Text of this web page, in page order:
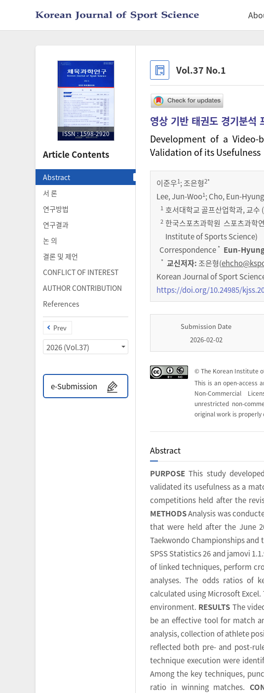
ISSN : 1598-2920
Article Contents
Abstract
서 론
연구방법
연구결과
논 의
결론 및 제언
CONFLICT OF INTEREST
AUTHOR CONTRIBUTION
References
Prev
2026 (Vol.37)
e-Submission
Vol.37 No.1
영상 기반 태권도 경기분석
Development of a Video-
Validation of its Usefulness
이준우1;조은형2*
Lee, Jun-Woo1; Cho, Eun-Hyung
1 호서대학교 골프산업학과, 교
2 한국스포츠과학원 스포츠과
Institute of Sports Science)
Correspondence * Eun-
* 교신저자:조은형(
Korean Journal of Sport
https://doi.org/10.24985/
Submission Date
2026-02-02
© The Korean Institute
This is an open-access
Non-Commercial
unrestricted non-
original work is properly
Abstract
PURPOSE This study
validated its usefulness as a
competitions held after the
METHODSAnalysis was
that were held after the June
Taekwondo Championships and
SPSS Statistics 26 and jamovi
of linked techniques, perform
analyses. The odds ratios of
calculated using Microsoft
environment. RESULTS The
be an effective tool for match
analysis, collection of athlete
reflected both pre- and post-
technique execution were
Among the key techniques,
ratio in winning matches.